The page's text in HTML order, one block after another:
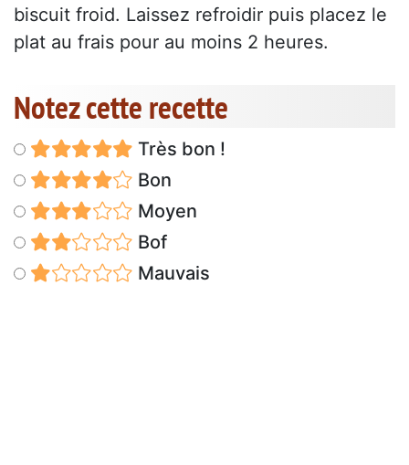
biscuit froid. Laissez refroidir puis placez le
plat au frais pour au moins 2 heures.
Notez cette recette
Très bon !
Bon
Moyen
Bof
Mauvais